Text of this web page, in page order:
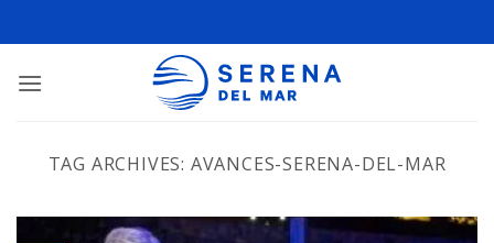
TAG ARCHIVES: AVANCES-SERENA-DEL-MAR